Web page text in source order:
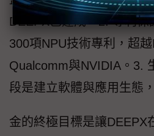
DEEPX已達成。2. 專利保
300項NPU技術專利，超越
Qualcomm與NVIDIA。3.
段是建立軟體與應用生態
金的終極目標是讓DEEPX